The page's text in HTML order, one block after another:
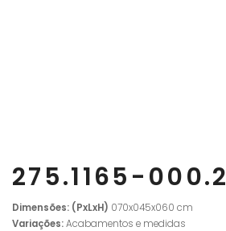
275.1165-000.2
Dimensões: (PxLxH) 070x045x060 cm
Variações:Acabamentos e medidas